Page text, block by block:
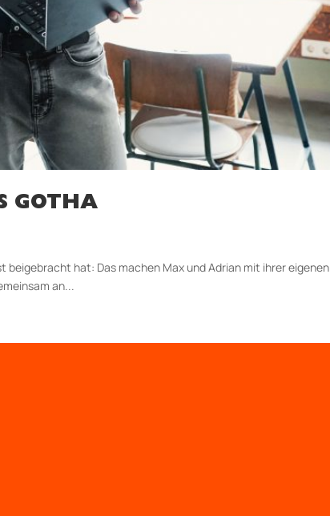
GOTHA
hat: Das machen Max und Adrian mit ihrer eigenen
an...